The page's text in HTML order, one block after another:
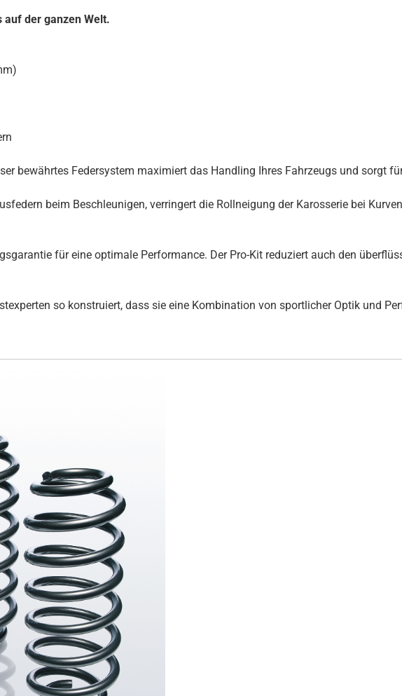
auf der ganzen Welt.
bewährtes Federsystem maximiert das Handling Ihres Fahrzeugs und sorgt
beim Beschleunigen, verringert die Rollneigung der Karosserie bei
für eine optimale Performance. Der Pro-Kit reduziert auch den
so konstruiert, dass sie eine Kombination von sportlicher Optik und